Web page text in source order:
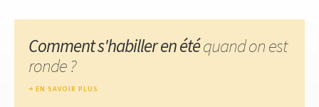
Comment s'habiller en étéquand on est
ronde ?
EN SAVOIR PLUS